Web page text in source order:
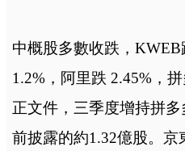
中概股多數收跌，
1.2%，阿里跌 2.45%，
正文件，三季度增持拼
前披露的約1.32億股。京